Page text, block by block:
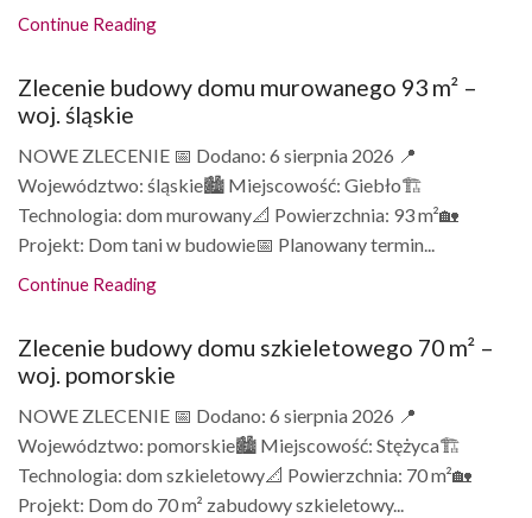
Continue Reading
Zlecenie budowy domu murowanego 93 m² –
woj. śląskie
NOWE ZLECENIE 📅 Dodano: 6 sierpnia 2026 📍
Województwo: śląskie🏙️ Miejscowość: Giebło🏗️
Technologia: dom murowany📐 Powierzchnia: 93 m²🏡
Projekt: Dom tani w budowie📅 Planowany termin...
Continue Reading
Zlecenie budowy domu szkieletowego 70 m² –
woj. pomorskie
NOWE ZLECENIE 📅 Dodano: 6 sierpnia 2026 📍
Województwo: pomorskie🏙️ Miejscowość: Stężyca🏗️
Technologia: dom szkieletowy📐 Powierzchnia: 70 m²🏡
Projekt: Dom do 70 m² zabudowy szkieletowy...